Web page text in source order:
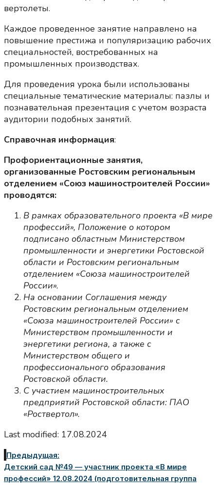
вертолеты.
Каждое проведенное занятие направлено на
повышение престижа и популяризацию рабочих
специальностей, востребованных на
промышленных производствах.
Для проведения урока были использованы
специальные тематические материалы: пазлы и
познавательная презентация с учетом возраста
аудитории подобных занятий.
Справочная информация:
Профориентационные занятия,
организованные Ростовским региональным
отделением «Союз машиностроителей России»
проводятся:
В рамках образовательного проекта «В мире
профессий», Положение о котором
подписано областным Министерством
промышленности и энергетики Ростовской
области и Ростовским региональным
отделением «Союза машиностроителей
России».
На основании Соглашения между
Ростовским региональным отделением
«Союза машиностроителей России» с
Министерством промышленности и
энергетики региона, а также с
Министерством общего и
профессионального образования
Ростовской области.
С участием машиностроительных
предприятий Ростовской области: ПАО
«Роствертол».
Last modified: 17.08.2024
Предыдущая:
Детский сад №49 — участник проекта «В мире
профессий» 12.08.2024 (подготовительная группа